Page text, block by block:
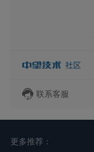
联系客服
更多推荐：